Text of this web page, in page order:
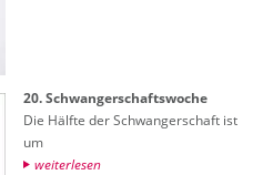
20. Schwan­ger­schafts­wo­che
Die Hälf­te der Schwan­ger­schaft ist
um
wei­ter­le­sen